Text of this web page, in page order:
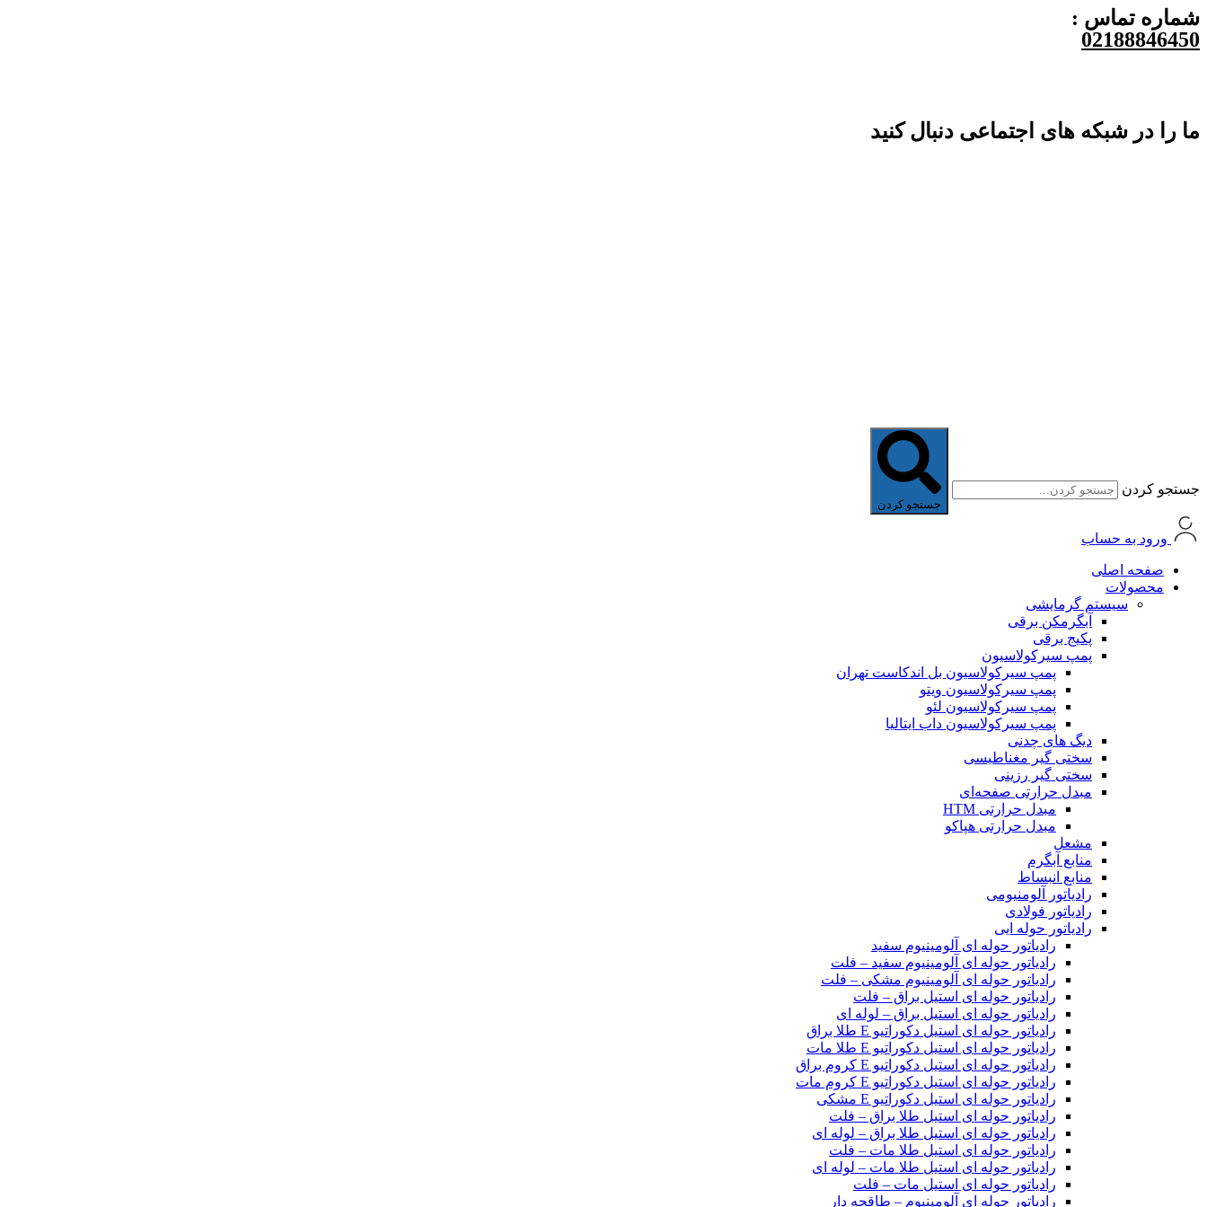
شماره تماس :
02188846450
ما را در شبکه های اجتماعی دنبال کنید
جستجو کردن
جستجو کردن
ورود به حساب
صفحه اصلی
محصولات
سیستم گرمایشی
آبگرمکن برقی
پکیج برقی
پمپ سیرکولاسیون
پمپ سیرکولاسیون بل اندکاست تهران
پمپ سیرکولاسیون ویتو
پمپ سیرکولاسیون لئو
پمپ سیرکولاسیون داب ایتالیا
دیگ های چدنی
سختی گیر مغناطیسی
سختی گیر رزینی
مبدل حرارتی صفحه‌ای
مبدل حرارتی HTM‎
مبدل حرارتی هپاکو
مشعل
منابع آبگرم
منابع انبساط
رادیاتور آلومنیومی
رادیاتور فولادی
رادیاتور حوله ایی
رادیاتور حوله ای آلومینیوم سفید
رادیاتور حوله ای آلومینیوم سفید – فلت
رادیاتور حوله ای آلومینیوم مشکی – فلت
رادیاتور حوله ای استیل براق – فلت
رادیاتور حوله ای استیل براق – لوله ای
رادیاتور حوله ای استیل دکوراتیو E طلا براق
رادیاتور حوله ای استیل دکوراتیو E طلا مات
رادیاتور حوله ای استیل دکوراتیو E کروم براق
رادیاتور حوله ای استیل دکوراتیو E کروم مات
رادیاتور حوله ای استیل دکوراتیو E مشکی
رادیاتور حوله ای استیل طلا براق – فلت
رادیاتور حوله ای استیل طلا براق – لوله ای
رادیاتور حوله ای استیل طلا مات – فلت
رادیاتور حوله ای استیل طلا مات – لوله ای
رادیاتور حوله ای استیل مات – فلت
رادیاتور حوله ای آلومینیوم – طاقچه دار